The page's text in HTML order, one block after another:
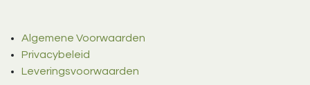
Algemene Voorwaarden
Privacybeleid
Leveringsvoorwaarden